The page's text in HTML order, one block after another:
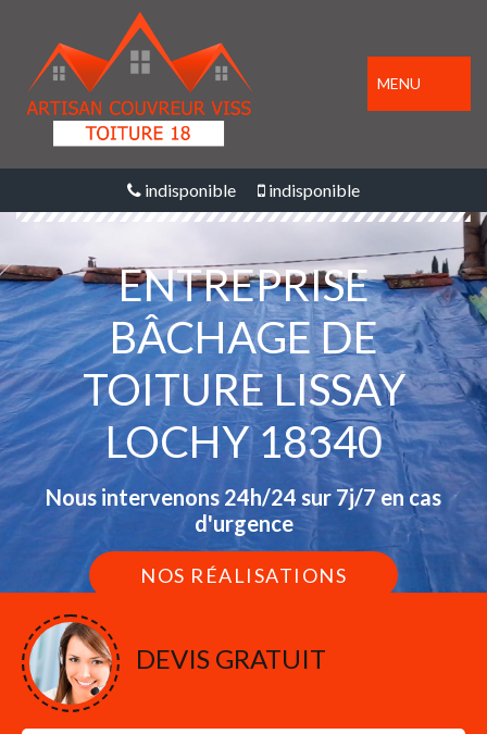
MENU
indisponible indisponible
ENTREPRISE
BÂCHAGE DE
TOITURE LISSAY
LOCHY 18340
Nous intervenons 24h/24 sur 7j/7 en cas
d'urgence
NOS RÉALISATIONS
DEVIS GRATUIT